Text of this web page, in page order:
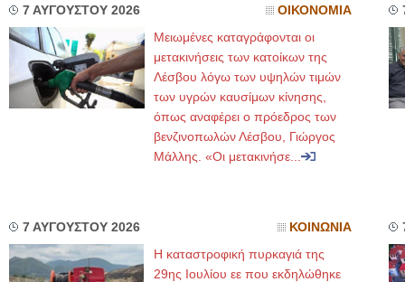
7 ΑΥΓΟΥΣΤΟΥ 2026 ΟΙΚΟΝΟΜΙΑ
Μειωμένες καταγράφονται οι
μετακινήσεις των κατοίκων της
Λέσβου λόγω των υψηλών τιμών
των υγρών καυσίμων κίνησης,
όπως αναφέρει ο πρόεδρος των
βενζινοπωλών Λέσβου, Γιώργος
Μάλλης. «Οι μετακινήσε...
7 ΑΥΓΟΥΣΤΟΥ 2026 ΚΟΙΝΩΝΙΑ
Η καταστροφική πυρκαγιά της
29ης Ιουλίου εε που εκδηλώθηκε